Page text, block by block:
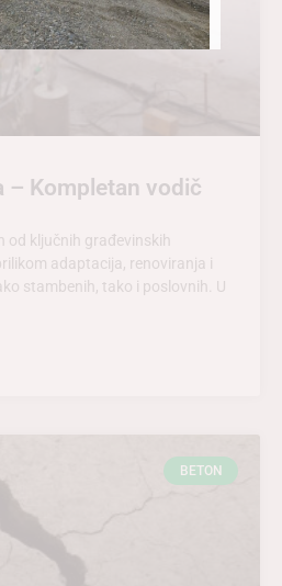
– Kompletan vodič
od ključnih građevinskih
adaptacija, renoviranja i
stambenih, tako i poslovnih. U
BETON